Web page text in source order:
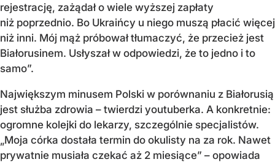
rejestrację, zażądał o wiele wyższej zapłaty
niż poprzednio. Bo Ukraińcy u niego muszą płacić więcej
niż inni. Mój mąż próbował tłumaczyć, że przecież jest
Białorusinem. Usłyszał w odpowiedzi, że to jedno i to
samo”.
Największym minusem Polski w porównaniu z Białorusią
jest służba zdrowia – twierdzi youtuberka. A konkretnie:
ogromne kolejki do lekarzy, szczególnie specjalistów.
„Moja córka dostała termin do okulisty na za rok. Nawet
prywatnie musiała czekać aż 2 miesiące” – opowiada